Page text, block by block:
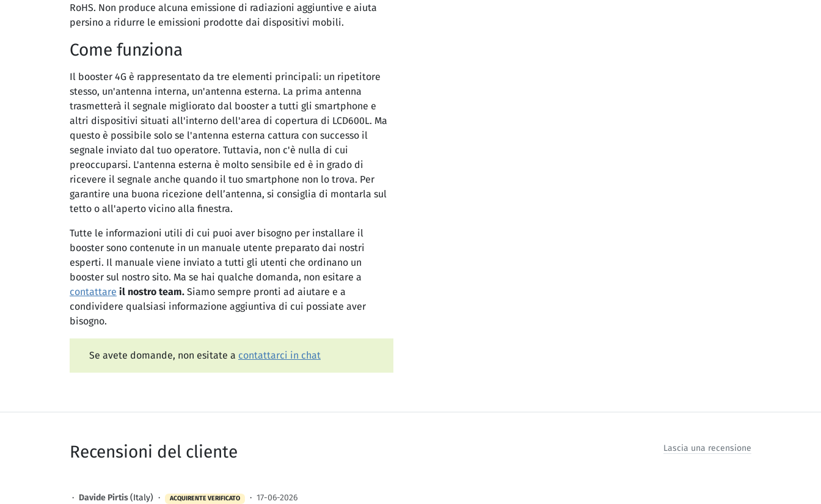
RoHS. Non produce alcuna emissione di radiazioni aggiuntive e aiuta
persino a ridurre le emissioni prodotte dai dispositivi mobili.
Come funziona
Il booster 4G è rappresentato da tre elementi principali: un ripetitore
stesso, un'antenna interna, un'antenna esterna. La prima antenna
trasmetterà il segnale migliorato dal booster a tutti gli smartphone e
altri dispositivi situati all'interno dell'area di copertura di LCD600L. Ma
questo è possibile solo se l'antenna esterna cattura con successo il
segnale inviato dal tuo operatore. Tuttavia, non c'è nulla di cui
preoccuparsi. L'antenna esterna è molto sensibile ed è in grado di
ricevere il segnale anche quando il tuo smartphone non lo trova. Per
garantire una buona ricezione dell’antenna, si consiglia di montarla sul
tetto o all'aperto vicino alla finestra.
Tutte le informazioni utili di cui puoi aver bisogno per installare il
booster sono contenute in un manuale utente preparato dai nostri
esperti. Il manuale viene inviato a tutti gli utenti che ordinano un
booster sul nostro sito. Ma se hai qualche domanda, non esitare a
contattare il nostro team. Siamo sempre pronti ad aiutare e a
condividere qualsiasi informazione aggiuntiva di cui possiate aver
bisogno.
Se avete domande, non esitate a contattarci in chat
Recensioni del cliente Lascia una recensione
· Davide Pirtis(Italy) · ACQUIRENTE VERIFICATO · 17-06-2026